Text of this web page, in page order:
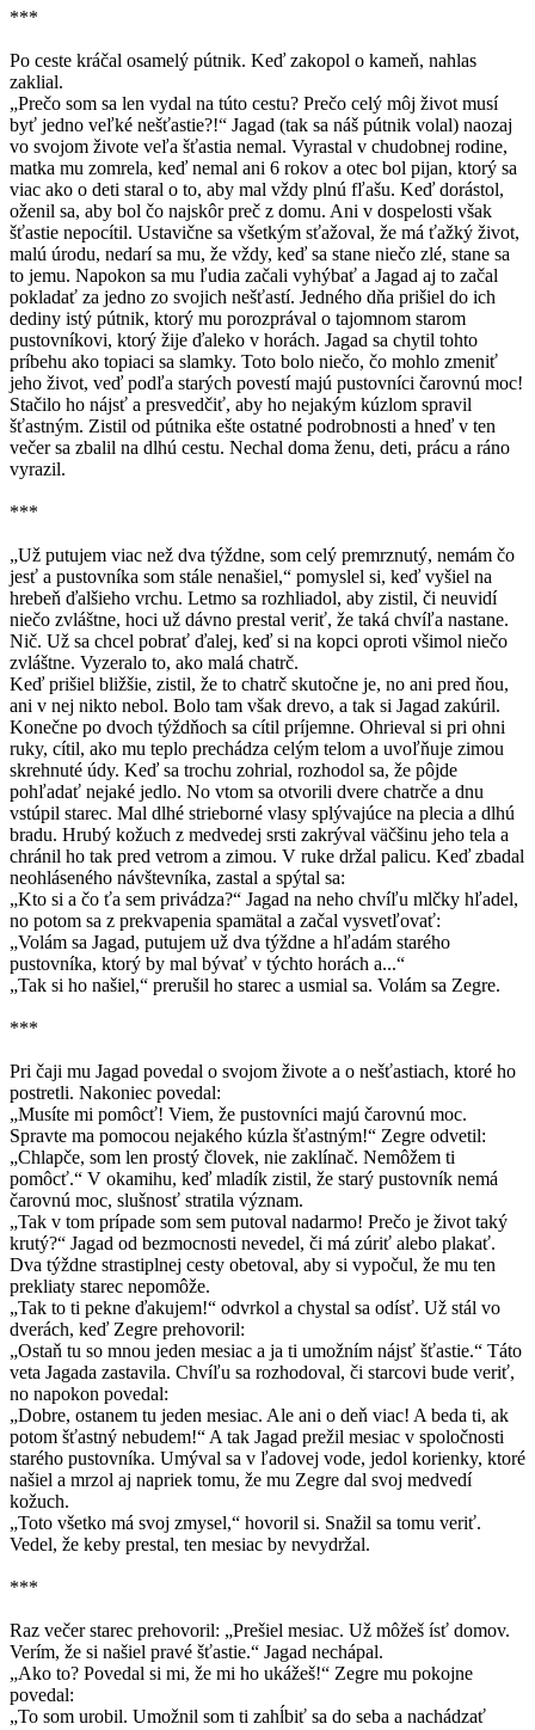
***
Po ceste kráčal osamelý pútnik. Keď zakopol o kameň, nahlas
zaklial.
„Prečo som sa len vydal na túto cestu? Prečo celý môj život musí
byť jedno veľké nešťastie?!“ Jagad (tak sa náš pútnik volal) naozaj
vo svojom živote veľa šťastia nemal. Vyrastal v chudobnej rodine,
matka mu zomrela, keď nemal ani 6 rokov a otec bol pijan, ktorý sa
viac ako o deti staral o to, aby mal vždy plnú fľašu. Keď dorástol,
oženil sa, aby bol čo najskôr preč z domu. Ani v dospelosti však
šťastie nepocítil. Ustavične sa všetkým sťažoval, že má ťažký život,
malú úrodu, nedarí sa mu, že vždy, keď sa stane niečo zlé, stane sa
to jemu. Napokon sa mu ľudia začali vyhýbať a Jagad aj to začal
pokladať za jedno zo svojich nešťastí. Jedného dňa prišiel do ich
dediny istý pútnik, ktorý mu porozprával o tajomnom starom
pustovníkovi, ktorý žije ďaleko v horách. Jagad sa chytil tohto
príbehu ako topiaci sa slamky. Toto bolo niečo, čo mohlo zmeniť
jeho život, veď podľa starých povestí majú pustovníci čarovnú moc!
Stačilo ho nájsť a presvedčiť, aby ho nejakým kúzlom spravil
šťastným. Zistil od pútnika ešte ostatné podrobnosti a hneď v ten
večer sa zbalil na dlhú cestu. Nechal doma ženu, deti, prácu a ráno
vyrazil.
***
„Už putujem viac než dva týždne, som celý premrznutý, nemám čo
jesť a pustovníka som stále nenašiel,“ pomyslel si, keď vyšiel na
hrebeň ďalšieho vrchu. Letmo sa rozhliadol, aby zistil, či neuvidí
niečo zvláštne, hoci už dávno prestal veriť, že taká chvíľa nastane.
Nič. Už sa chcel pobrať ďalej, keď si na kopci oproti všimol niečo
zvláštne. Vyzeralo to, ako malá chatrč.
Keď prišiel bližšie, zistil, že to chatrč skutočne je, no ani pred ňou,
ani v nej nikto nebol. Bolo tam však drevo, a tak si Jagad zakúril.
Konečne po dvoch týždňoch sa cítil príjemne. Ohrieval si pri ohni
ruky, cítil, ako mu teplo prechádza celým telom a uvoľňuje zimou
skrehnuté údy. Keď sa trochu zohrial, rozhodol sa, že pôjde
pohľadať nejaké jedlo. No vtom sa otvorili dvere chatrče a dnu
vstúpil starec. Mal dlhé strieborné vlasy splývajúce na plecia a dlhú
bradu. Hrubý kožuch z medvedej srsti zakrýval väčšinu jeho tela a
chránil ho tak pred vetrom a zimou. V ruke držal palicu. Keď zbadal
neohláseného návštevníka, zastal a spýtal sa:
„Kto si a čo ťa sem privádza?“ Jagad na neho chvíľu mlčky hľadel,
no potom sa z prekvapenia spamätal a začal vysvetľovať:
„Volám sa Jagad, putujem už dva týždne a hľadám starého
pustovníka, ktorý by mal bývať v týchto horách a...“
„Tak si ho našiel,“ prerušil ho starec a usmial sa. Volám sa Zegre.
***
Pri čaji mu Jagad povedal o svojom živote a o nešťastiach, ktoré ho
postretli. Nakoniec povedal:
„Musíte mi pomôcť! Viem, že pustovníci majú čarovnú moc.
Spravte ma pomocou nejakého kúzla šťastným!“ Zegre odvetil:
„Chlapče, som len prostý človek, nie zaklínač. Nemôžem ti
pomôcť.“ V okamihu, keď mladík zistil, že starý pustovník nemá
čarovnú moc, slušnosť stratila význam.
„Tak v tom prípade som sem putoval nadarmo! Prečo je život taký
krutý?“ Jagad od bezmocnosti nevedel, či má zúriť alebo plakať.
Dva týždne strastiplnej cesty obetoval, aby si vypočul, že mu ten
prekliaty starec nepomôže.
„Tak to ti pekne ďakujem!“ odvrkol a chystal sa odísť. Už stál vo
dverách, keď Zegre prehovoril:
„Ostaň tu so mnou jeden mesiac a ja ti umožním nájsť šťastie.“ Táto
veta Jagada zastavila. Chvíľu sa rozhodoval, či starcovi bude veriť,
no napokon povedal:
„Dobre, ostanem tu jeden mesiac. Ale ani o deň viac! A beda ti, ak
potom šťastný nebudem!“ A tak Jagad prežil mesiac v spoločnosti
starého pustovníka. Umýval sa v ľadovej vode, jedol korienky, ktoré
našiel a mrzol aj napriek tomu, že mu Zegre dal svoj medvedí
kožuch.
„Toto všetko má svoj zmysel,“ hovoril si. Snažil sa tomu veriť.
Vedel, že keby prestal, ten mesiac by nevydržal.
***
Raz večer starec prehovoril: „Prešiel mesiac. Už môžeš ísť domov.
Verím, že si našiel pravé šťastie.“ Jagad nechápal.
„Ako to? Povedal si mi, že mi ho ukážeš!“ Zegre mu pokojne
povedal:
„To som urobil. Umožnil som ti zahĺbiť sa do seba a nachádzať